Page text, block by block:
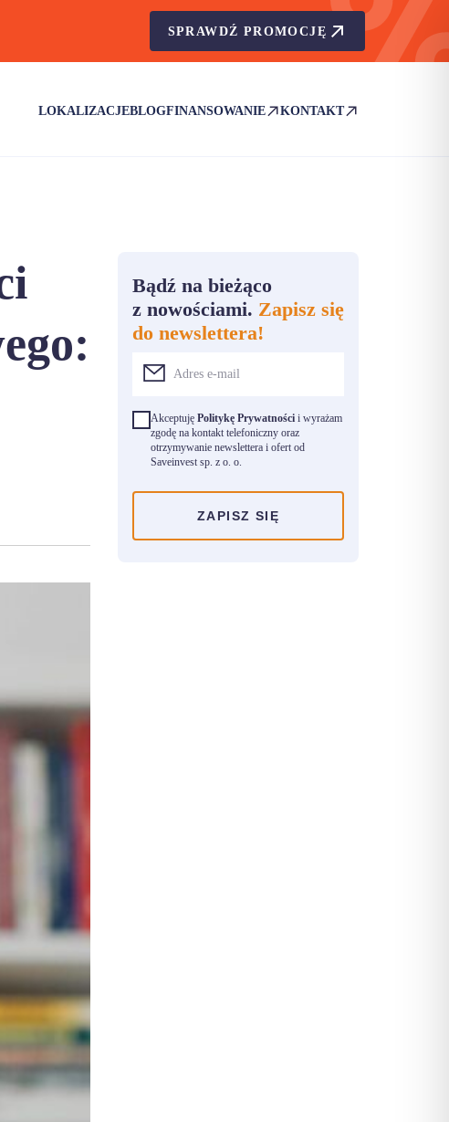
SPRAWDŹ PROMOCJĘ
LOKALIZACJEBLOGFINANSOWANIE
(OTWIERA SIĘ W NOWEJ KARCIE)
KONTAKT
(OTWIERA SIĘ W NOWEJ
Bądź na bieżąco
z nowościami. Zapisz się
do newslettera!
Akceptuję Politykę Prywatności i wyrażam
zgodę na kontakt telefoniczny oraz
otrzymywanie newslettera i ofert od
Saveinvest sp. z o. o.